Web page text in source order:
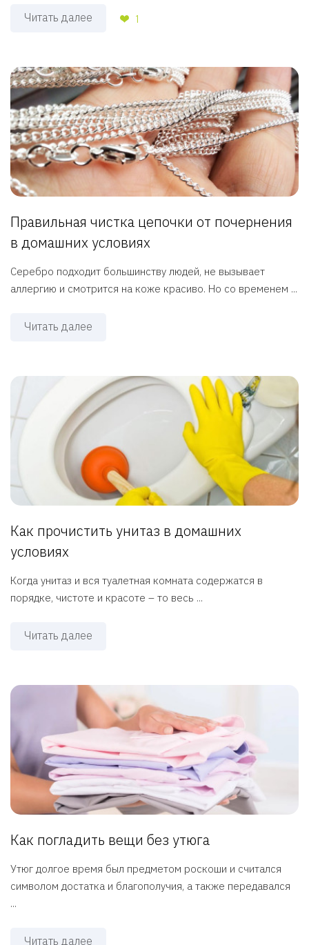
Читать далее 1
Правильная чистка цепочки от почернения
в домашних условиях
Серебро подходит большинству людей, не вызывает
аллергию и смотрится на коже красиво. Но со временем ...
Читать далее
Как прочистить унитаз в домашних
условиях
Когда унитаз и вся туалетная комната содержатся в
порядке, чистоте и красоте – то весь ...
Читать далее
Как погладить вещи без утюга
Утюг долгое время был предметом роскоши и считался
символом достатка и благополучия, а также передавался
...
Читать далее